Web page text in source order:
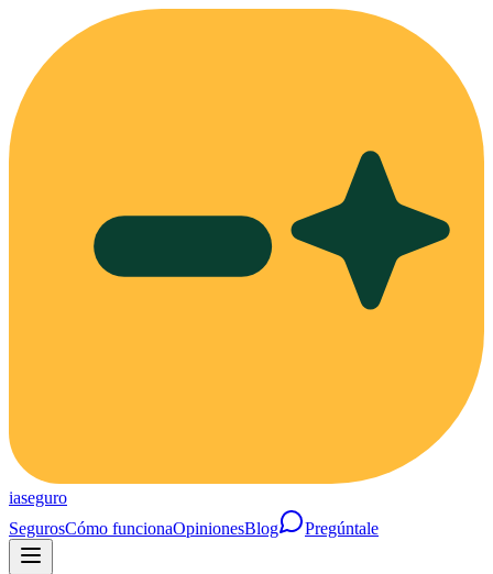
iaseguro
SegurosCómo funcionaOpinionesBlog Pregúntale